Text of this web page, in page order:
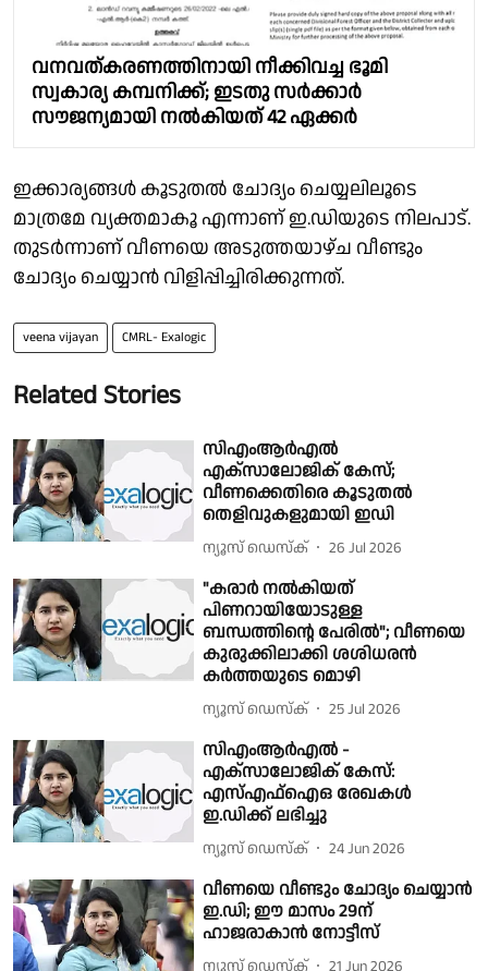
വനവത്കരണത്തിനായി നീക്കിവച്ച ഭൂമി
സ്വകാര്യ കമ്പനിക്ക്; ഇടതു സർക്കാർ
സൗജന്യമായി നൽകിയത് 42 ഏക്കർ
ഇക്കാര്യങ്ങൾ കൂടുതൽ ചോദ്യം ചെയ്യലിലൂടെ
മാത്രമേ വ്യക്തമാകൂ എന്നാണ് ഇ.ഡിയുടെ നിലപാട്.
തുടർന്നാണ് വീണയെ അടുത്തയാഴ്ച വീണ്ടും
ചോദ്യം ചെയ്യാൻ വിളിപ്പിച്ചിരിക്കുന്നത്.
veena vijayan CMRL- Exalogic
Related Stories
സിഎംആർഎൽ
എക്‌സാലോജിക് കേസ്;
വീണക്കെതിരെ കൂടുതൽ
തെളിവുകളുമായി ഇഡി
ന്യൂസ് ഡെസ്ക് 26 Jul 2026
"കരാർ നൽകിയത്
പിണറായിയോടുള്ള
ബന്ധത്തിൻ്റെ പേരിൽ"; വീണയെ
കുരുക്കിലാക്കി ശശിധരൻ
കർത്തയുടെ മൊഴി
ന്യൂസ് ഡെസ്ക് 25 Jul 2026
സിഎംആർഎൽ -
എക്സാലോജിക് കേസ്:
എസ്എഫ്ഐഒ രേഖകൾ
ഇ.ഡിക്ക് ലഭിച്ചു
ന്യൂസ് ഡെസ്ക് 24 Jun 2026
വീണയെ വീണ്ടും ചോദ്യം ചെയ്യാൻ
ഇ.ഡി; ഈ മാസം 29ന്
ഹാജരാകാൻ നോട്ടീസ്
ന്യൂസ് ഡെസ്ക് 21 Jun 2026